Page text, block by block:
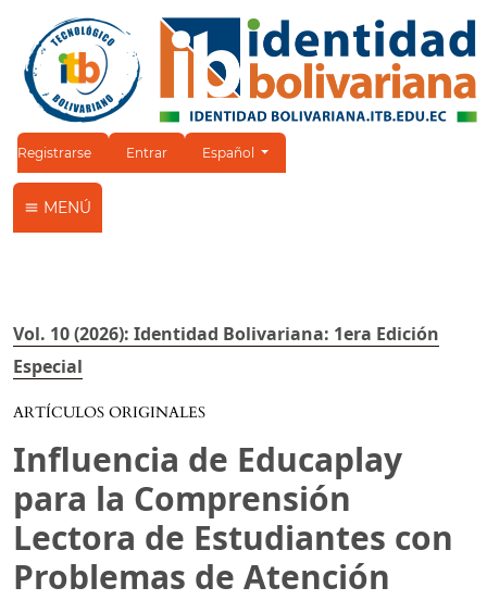
Registrarse Entrar Cambiar el idioma. El idioma actual es:
Español
MENÚ
Vol. 10 (2026): Identidad Bolivariana: 1era Edición
Especial
ARTÍCULOS ORIGINALES
Influencia de Educaplay
para la Comprensión
Lectora de Estudiantes con
Problemas de Atención